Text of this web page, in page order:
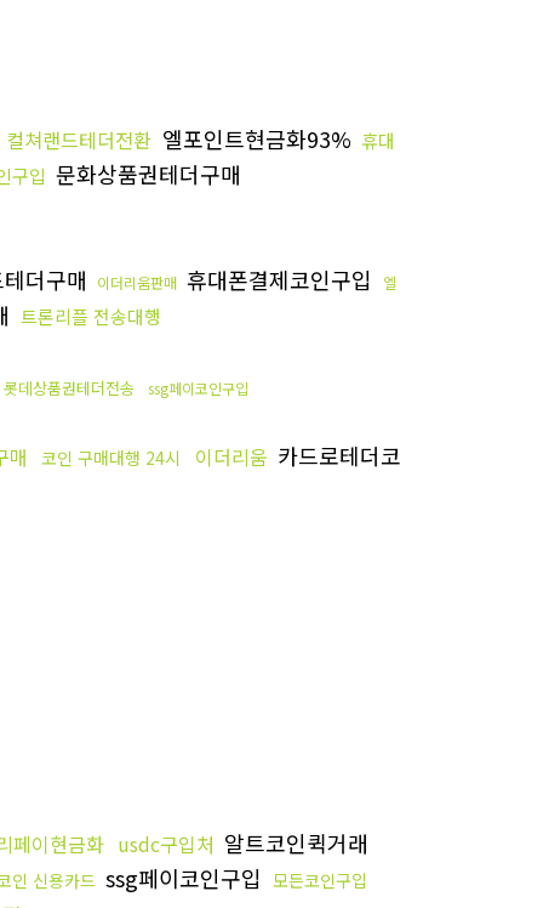
컬쳐랜드테더전환 엘포인트현금화93% 휴대
구입 문화상품권테더구매
더구매 이더리움판매 휴대폰결제코인구입
엘
트론리플 전송대행
롯데상품권테더전송 ssg페이코인구입
매 코인 구매대행 24시 이더리움 카드로테더코
페이현금화 usdc구입처 알트코인퀵거래
인 신용카드 ssg페이코인구입 모든코인구입